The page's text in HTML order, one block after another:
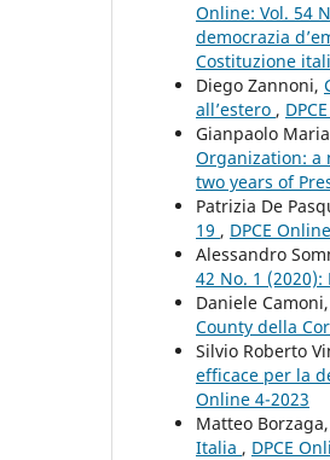
Online: Vol. 54
democrazia
Costituzione
Diego Zannoni,
all’estero ,
Gianpaolo
Organization: a
two years of
Patrizia De
19 , DPCE
Alessandro
42 No. 1 (2020):
Daniele Camoni,
County della
Silvio Roberto
efficace per la
Online 4-2023
Matteo Borzaga,
Italia , DPCE